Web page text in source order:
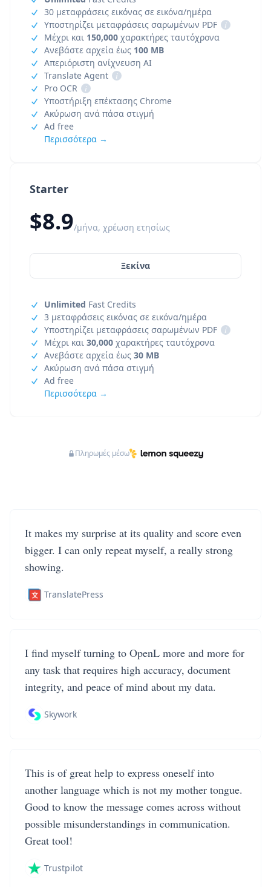
Starter
$8.9/μήνα, χρέωση ετησίως
Ξεκίνα
Unlimited Fast Credits
3 μεταφράσεις εικόνας σε εικόνα/ημέρα
Υποστηρίζει μεταφράσεις σαρωμένων PDF
i
Μέχρι και 30,000 χαρακτήρες ταυτόχρονα
Ανεβάστε αρχεία έως 30 MB
Ακύρωση ανά πάσα στιγμή
Ad free
Περισσότερα →
30 μεταφράσεις εικόνας σε εικόνα/ημέρα
Υποστηρίζει μεταφράσεις σαρωμένων PDF
i
Μέχρι και 150,000 χαρακτήρες ταυτόχρονα
Ανεβάστε αρχεία έως 100 MB
Απεριόριστη ανίχνευση AI
Translate Agent
i
Pro OCR
i
Υποστήριξη επέκτασης Chrome
Ακύρωση ανά πάσα στιγμή
Ad free
Περισσότερα →
Πληρωμές μέσω
It makes my surprise at its quality and score even
bigger. I can only repeat myself, a really strong
showing.
TranslatePress
I find myself turning to OpenL more and more for
any task that requires high accuracy, document
integrity, and peace of mind about my data.
Skywork
This is of great help to express oneself into
another language which is not my mother tongue.
Good to know the message comes across without
possible misunderstandings in communication.
Great tool!
Trustpilot